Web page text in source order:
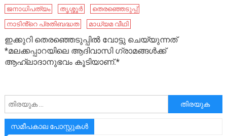
ജനാധിപത്യം
തൃശ്ശൂർ
തെരഞ്ഞെടുപ്പ്
നാടിൻ്റെ പ്രതിബദ്ധത
മാധ്യമ വീഥി
ഇക്കുറി തെരഞ്ഞെടുപ്പിൽ വോട്ടു ചെയ്യുന്നത്
*മലക്കപ്പാറയിലെ ആദിവാസി ഗ്രാമങ്ങൾക്ക്
ആഹ്ലാദാനുഭവം കൂടിയാണ്.*
അനേഷിക്കുക
സമീപകാല പോസ്റ്റുകൾ